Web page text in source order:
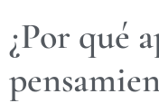
¿Por qué